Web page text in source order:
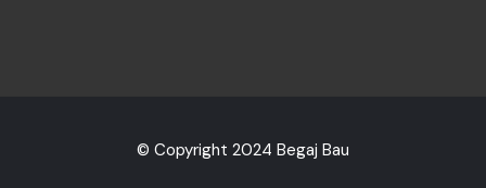
© Copyright 2024 Begaj Bau